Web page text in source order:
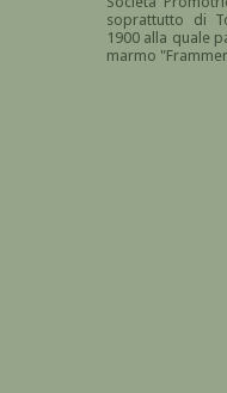
soprattutto di
1900 alla quale
marmo